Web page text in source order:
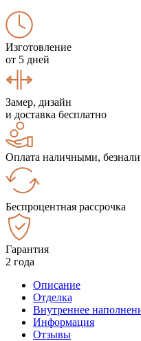
Изготовление
от 5 дней
Замер, дизайн
и доставка бесплатно
Оплата наличными,
Беспроцентная рассрочка
Гарантия
2 года
Описание
Отделка
Внутреннее
Информация
Отзывы